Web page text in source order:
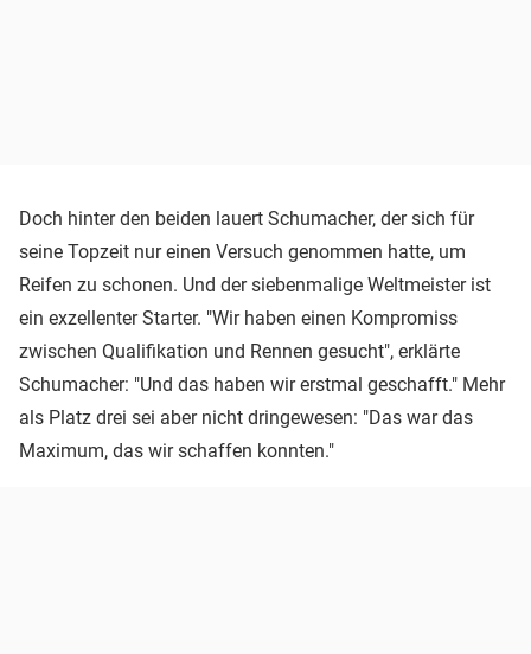
Doch hinter den beiden lauert Schumacher, der sich für
seine Topzeit nur einen Versuch genommen hatte, um
Reifen zu schonen. Und der siebenmalige Weltmeister ist
ein exzellenter Starter. "Wir haben einen Kompromiss
zwischen Qualifikation und Rennen gesucht", erklärte
Schumacher: "Und das haben wir erstmal geschafft." Mehr
als Platz drei sei aber nicht dringewesen: "Das war das
Maximum, das wir schaffen konnten."